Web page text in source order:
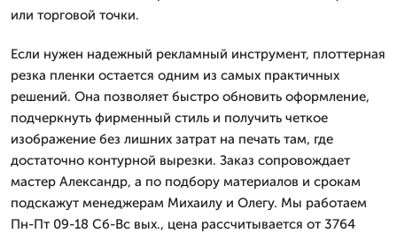
или торговой точки.
Если нужен надежный рекламный инструмент, плоттерная
резка пленки остается одним из самых практичных
решений. Она позволяет быстро обновить оформление,
подчеркнуть фирменный стиль и получить четкое
изображение без лишних затрат на печать там, где
достаточно контурной вырезки. Заказ сопровождает
мастер Александр, а по подбору материалов и срокам
подскажут менеджерам Михаилу и Олегу. Мы работаем
Пн-Пт 09-18 Сб-Вс вых., цена рассчитывается от 3764